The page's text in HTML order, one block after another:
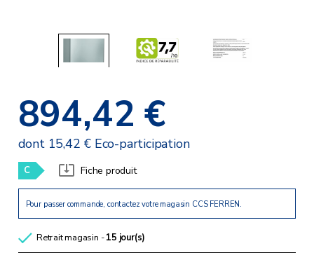
894,42 €
dont 15,42 € Eco-participation
C Fiche produit
Pour passer commande, contactez votre magasin CCS FERREN.
Retrait magasin -15 jour(s)